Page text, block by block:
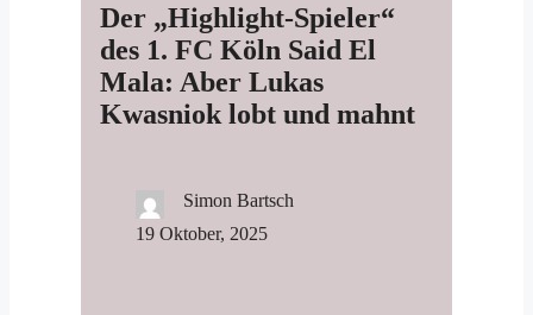
Der „Highlight-Spieler“
des 1. FC Köln Said El
Mala: Aber Lukas
Kwasniok lobt und mahnt
Simon Bartsch
19 Oktober, 2025